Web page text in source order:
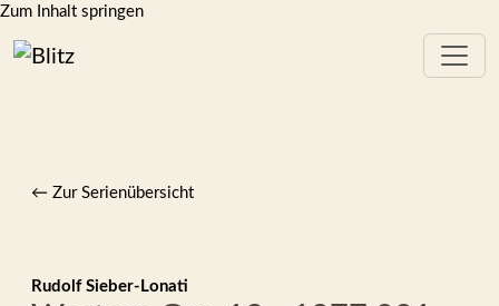
Zum Inhalt springen
← Zur Serienübersicht
Rudolf Sieber-Lonati